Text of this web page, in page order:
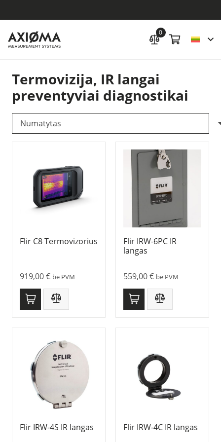
0
Termovizija, IR langai
preventyviai diagnostikai
Flir C8 Termovizorius
919,00€ be PVM
Flir IRW-6PC IR
langas
559,00€ be PVM
Flir IRW-4S IR langas Flir IRW-4C IR langas